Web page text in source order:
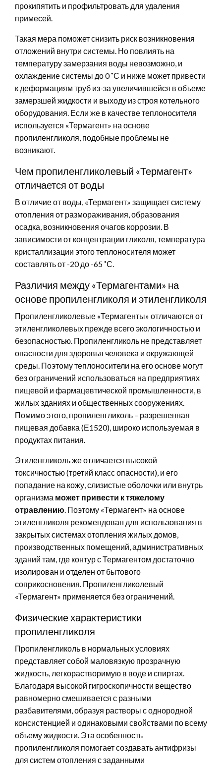
прокипятить и профильтровать для удаления
примесей.
Такая мера поможет снизить риск возникновения
отложений внутри системы. Но повлиять на
температуру замерзания воды невозможно, и
охлаждение системы до 0 ˚С и ниже может привести
к деформациям труб из-за увеличившейся в объеме
замерзшей жидкости и выходу из строя котельного
оборудования. Если же в качестве теплоносителя
используется «Термагент» на основе
пропиленгликоля, подобные проблемы не
возникают.
Чем пропиленгликолевый «Термагент»
отличается от воды
В отличие от воды, «Термагент» защищает систему
отопления от размораживания, образования
осадка, возникновения очагов коррозии. В
зависимости от концентрации гликоля, температура
кристаллизации этого теплоносителя может
составлять от -20 до -65 ˚С.
Различия между «Термагентами» на
основе пропиленгликоля и этиленгликоля
Пропиленгликолевые «Термагенты» отличаются от
этиленгликолевых прежде всего экологичностью и
безопасностью. Пропиленгликоль не представляет
опасности для здоровья человека и окружающей
среды. Поэтому теплоносители на его основе могут
без ограничений использоваться на предприятиях
пищевой и фармацевтической промышленности, в
жилых зданиях и общественных сооружениях.
Помимо этого, пропиленгликоль – разрешенная
пищевая добавка (Е1520), широко используемая в
продуктах питания.
Этиленгликоль же отличается высокой
токсичностью (третий класс опасности), и его
попадание на кожу, слизистые оболочки или внутрь
организма может привести к тяжелому
отравлению. Поэтому «Термагент» на основе
этиленгликоля рекомендован для использования в
закрытых системах отопления жилых домов,
производственных помещений, административных
зданий там, где контур с Термагентом достаточно
изолирован и отделен от бытового
соприкосновения. Пропиленгликолевый
«Термагент» применяется без ограничений.
Физические характеристики
пропиленгликоля
Пропиленгликоль в нормальных условиях
представляет собой маловязкую прозрачную
жидкость, легкорастворимую в воде и спиртах.
Благодаря высокой гигроскопичности вещество
равномерно смешивается с разными
разбавителями, образуя растворы с однородной
консистенцией и одинаковыми свойствами по всему
объему жидкости. Эта особенность
пропиленгликоля помогает создавать антифризы
для систем отопления с заданными